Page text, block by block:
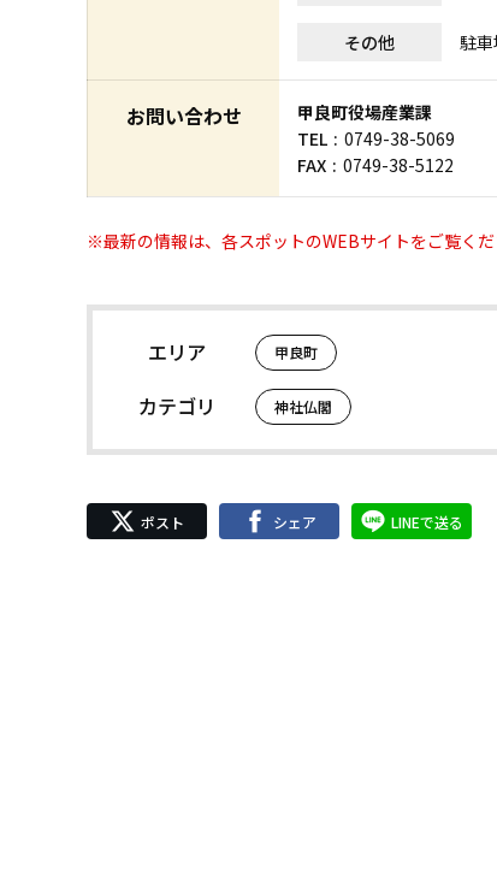
その他 駐
お問い合わせ
甲良町役場産業課
TEL
0749-38-5069
FAX
0749-38-5122
※最新の情報は、各スポットのWEBサイトをご覧くだ
エリア 甲良町
カテゴリ 神社仏閣
ポスト シェア LINEで送る